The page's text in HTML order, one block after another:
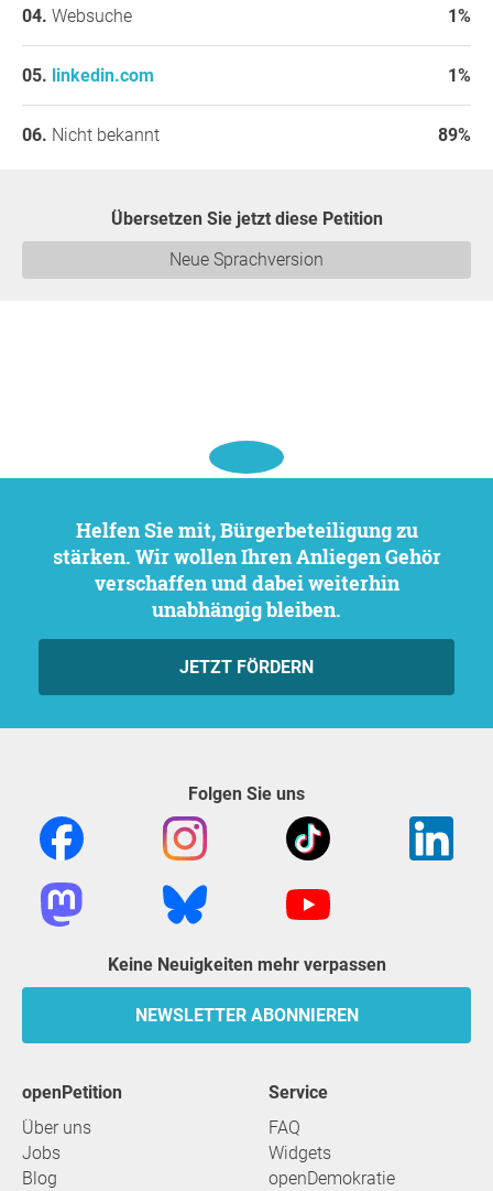
Websuche 1%
linkedin.com 1%
Nicht bekannt 89%
Übersetzen Sie jetzt diese Petition
Neue Sprachversion
Helfen Sie mit, Bürgerbeteiligung zu
stärken. Wir wollen Ihren Anliegen Gehör
verschaffen und dabei weiterhin
unabhängig bleiben.
JETZT FÖRDERN
Folgen Sie uns
Keine Neuigkeiten mehr verpassen
NEWSLETTER ABONNIEREN
openPetition
Über uns
Jobs
Blog
Service
FAQ
Widgets
openDemokratie